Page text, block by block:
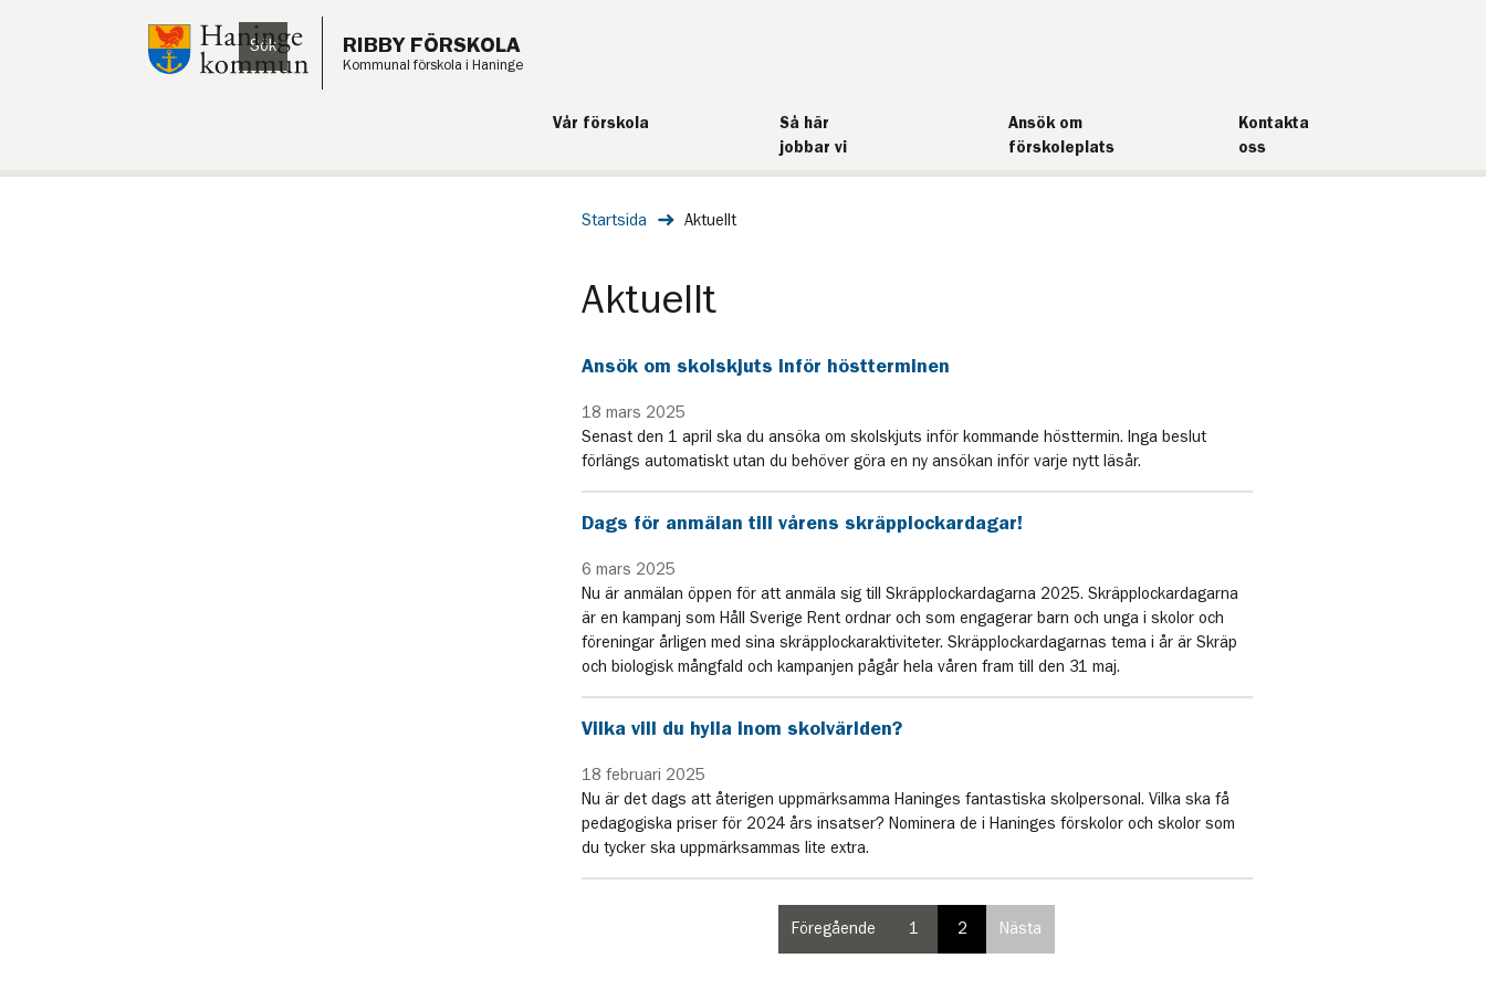
Till innehåll på sidan
RIBBY FÖRSKOLA
Kommunal förskola i Haninge
Lyssna Sök
Vår förskola
Så här
jobbar vi
Ansök om
förskoleplats
Kontakta
oss
Startsida Aktuellt
Aktuellt
Ansök om skolskjuts inför höstterminen
18 mars 2025
Senast den 1 april ska du ansöka om skolskjuts inför kommande hösttermin. Inga beslut
förlängs automatiskt utan du behöver göra en ny ansökan inför varje nytt läsår.
Dags för anmälan till vårens skräpplockardagar!
6 mars 2025
Nu är anmälan öppen för att anmäla sig till Skräpplockardagarna 2025. Skräpplockardagarna
är en kampanj som Håll Sverige Rent ordnar och som engagerar barn och unga i skolor och
föreningar årligen med sina skräpplockaraktiviteter. Skräpplockardagarnas tema i år är Skräp
och biologisk mångfald och kampanjen pågår hela våren fram till den 31 maj.
Vilka vill du hylla inom skolvärlden?
18 februari 2025
Nu är det dags att återigen uppmärksamma Haninges fantastiska skolpersonal. Vilka ska få
pedagogiska priser för 2024 års insatser? Nominera de i Haninges förskolor och skolor som
du tycker ska uppmärksammas lite extra.
Föregående
sida
i
paginering
sida
1
paginering
sida
2 Nästa
sida
i